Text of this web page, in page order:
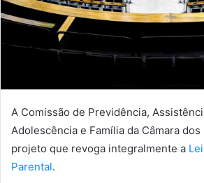
A Comissão de Previdência,
Adolescência e Família da Câmara
projeto que revoga integralmente a
Parental.